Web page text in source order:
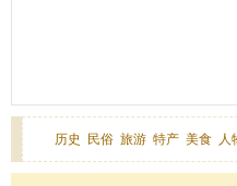
历史 民俗 旅游 特产 美食 人